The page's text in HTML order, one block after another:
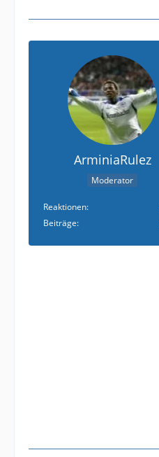
ArminiaRulez
Moderator
Reaktionen
Beiträge